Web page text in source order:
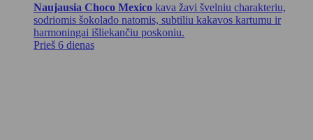
Naujausia Choco Mexico kava žavi švelniu charakteriu,
sodriomis šokolado natomis, subtiliu kakavos kartumu ir
harmoningai išliekančiu poskoniu.
Prieš 6 dienas